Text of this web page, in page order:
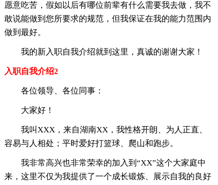
愿意吃苦，假如以后有哪位前辈有什么需要我去做，我不
敢说能做到您所要求的规范，但我保证在我的能力范围内
做到最好。
我的新入职自我介绍就到这里，真诚的谢谢大家！
入职自我介绍2
各位领导、各位同事：
大家好！
我叫XXX，来自湖南XX，我性格开朗、为人正直、
容易与人相处；平时爱好打篮球、爬山和跑步。
我非常高兴也非常荣幸的加入到“XX”这个大家庭中
来，这里不仅为我提供了一个成长锻炼、展示自我的良好